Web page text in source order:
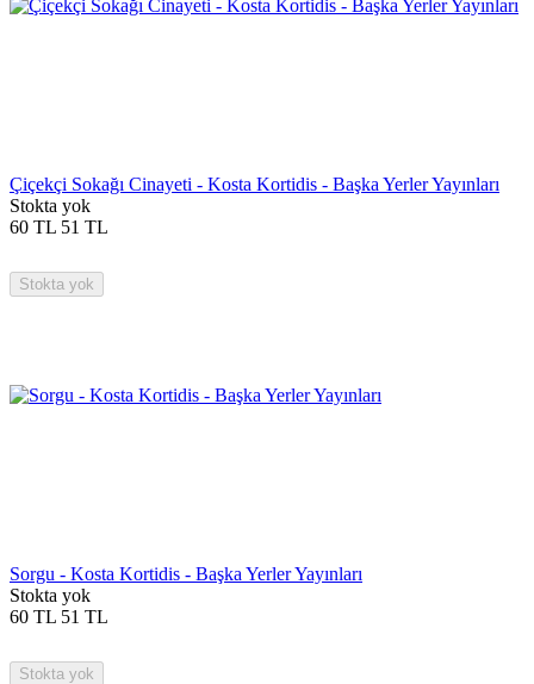
Çiçekçi Sokağı Cinayeti - Kosta Kortidis - Başka Yerler Yayınları
Stokta yok
60 TL 51 TL
Stokta yok
Sorgu - Kosta Kortidis - Başka Yerler Yayınları
Stokta yok
60 TL 51 TL
Stokta yok